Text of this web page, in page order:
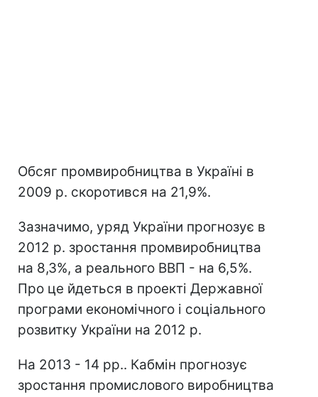
Обсяг промвиробництва в Україні в
2009 р. скоротився на 21,9%.
Зазначимо, уряд України прогнозує в
2012 р. зростання промвиробництва
на 8,3%, а реального ВВП - на 6,5%.
Про це йдеться в проекті Державної
програми економічного і соціального
розвитку України на 2012 р.
На 2013 - 14 рр.. Кабмін прогнозує
зростання промислового виробництва